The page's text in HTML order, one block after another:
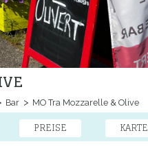
Bar MO Tra Mozzarelle & Olive
PREISE KARTE